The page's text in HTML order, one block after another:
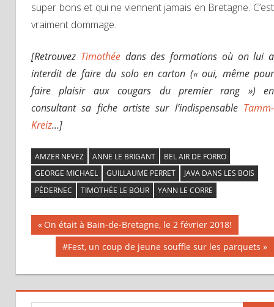
super bons et qui ne viennent jamais en Bretagne. C’est
vraiment dommage.
[Retrouvez Timothée dans des formations où on lui a
interdit de faire du solo en carton (« oui, même pour
faire plaisir aux cougars du premier rang ») en
consultant sa fiche artiste sur l’indispensable Tamm-
Kreiz…]
AMZER NEVEZ ANNE LE BRIGANT
BEL AIR DE FORRO
GEORGE MICHAEL
GUILLAUME PERRET
JAVA DANS LES BOIS
PÉDERNEC
TIMOTHÉE LE BOUR YANN LE CORRE
Navigation
de
l’article
Previous
Post:
On était à Bain-de-Bretagne, le 2 février 2018!
Next
#Fest, un coup de jeune souffle sur les parquets